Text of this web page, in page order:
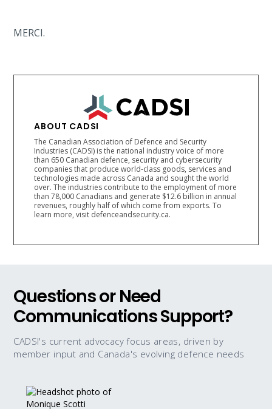
MERCI.
ABOUT CADSI
The Canadian Association of Defence and Security
Industries (CADSI) is the national industry voice of more
than 650 Canadian defence, security and cybersecurity
companies that produce world-class goods, services and
technologies made across Canada and sought the world
over. The industries contribute to the employment of more
than 78,000 Canadians and generate $12.6 billion in annual
revenues, roughly half of which come from exports. To
learn more, visit defenceandsecurity.ca.
Questions or Need
Communications Support?
CADSI's current advocacy focus areas, driven by
member input and Canada's evolving defence needs